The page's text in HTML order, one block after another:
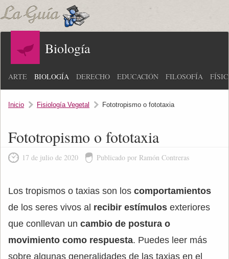
Biología
ARTE BIOLOGÍA DERECHO EDUCACIÓN FILOSOFÍA
Inicio Fisiología Vegetal Fototropismo o fototaxia
Fototropismo o fototaxia
17 de julio de 2020 Publicado por Ramón Contreras
Los tropismos o taxias son los comportamientos
de los seres vivos al recibir estímulos exteriores
que conllevan un cambio de postura o
movimiento como respuesta. Puedes leer más
sobre algunas generalidades de las taxias en el